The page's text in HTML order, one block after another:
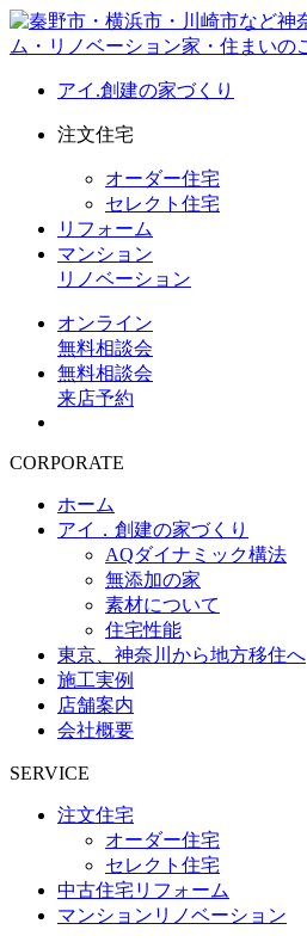
アイ.創建の家づくり
注文住宅
オーダー住宅
セレクト住宅
リフォーム
マンション
リノベーション
オンライン
無料相談会
無料相談会
来店予約
CORPORATE
ホーム
アイ．創建の家づくり
AQダイナミック構法
無添加の家
素材について
住宅性能
東京、神奈川から地方移住へ
施工実例
店舗案内
会社概要
SERVICE
注文住宅
オーダー住宅
セレクト住宅
中古住宅リフォーム
マンションリノベーション